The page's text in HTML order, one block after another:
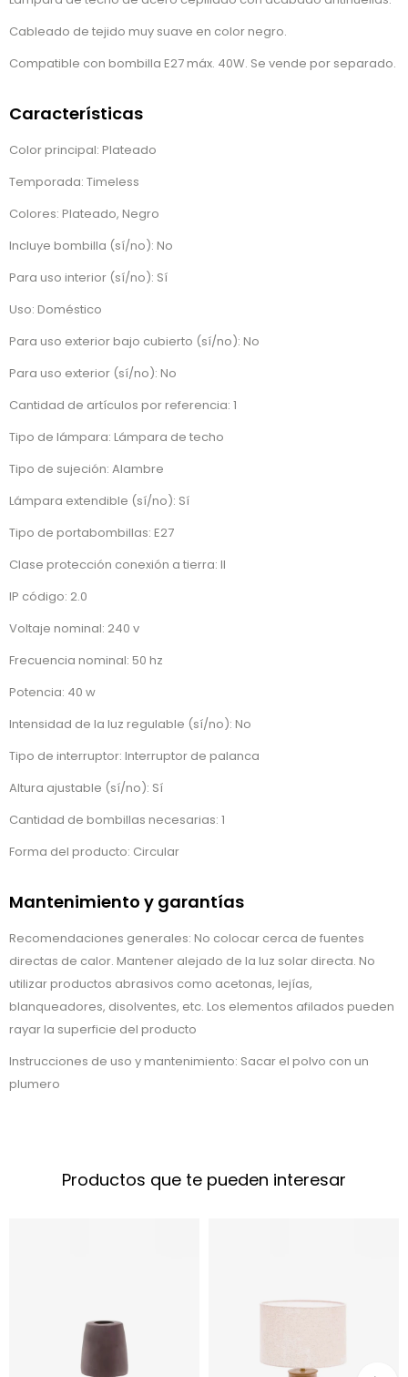
Cableado de tejido muy suave en color negro.
Compatible con bombilla E27 máx. 40W. Se vende por separado.
Características
Color principal: Plateado
Temporada: Timeless
Colores: Plateado, Negro
Incluye bombilla (sí/no): No
Para uso interior (sí/no): Sí
Uso: Doméstico
Para uso exterior bajo cubierto (sí/no): No
Para uso exterior (sí/no): No
Cantidad de artículos por referencia: 1
Tipo de lámpara: Lámpara de techo
Tipo de sujeción: Alambre
Lámpara extendible (sí/no): Sí
Tipo de portabombillas: E27
Clase protección conexión a tierra: II
IP código: 2.0
Voltaje nominal: 240 v
Frecuencia nominal: 50 hz
Potencia: 40 w
Intensidad de la luz regulable (sí/no): No
Tipo de interruptor: Interruptor de palanca
Altura ajustable (sí/no): Sí
Cantidad de bombillas necesarias: 1
Forma del producto: Circular
Mantenimiento y garantías
Recomendaciones generales: No colocar cerca de fuentes
directas de calor. Mantener alejado de la luz solar directa. No
utilizar productos abrasivos como acetonas, lejías,
blanqueadores, disolventes, etc. Los elementos afilados pueden
rayar la superficie del producto
Instrucciones de uso y mantenimiento: Sacar el polvo con un
plumero
Productos que te pueden interesar